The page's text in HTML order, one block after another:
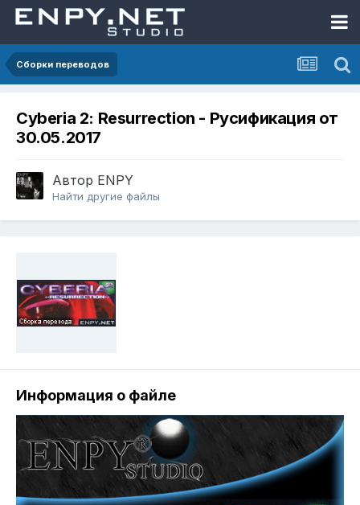
Сборки переводов
Cyberia 2: Resurrection - Русификация от
30.05.2017
Автор ENPY
Найти другие файлы
Информация о файле